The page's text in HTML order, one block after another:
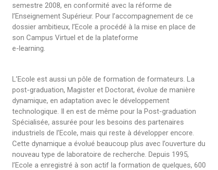
semestre 2008, en conformité avec la réforme de
l’Enseignement Supérieur. Pour l’accompagnement de ce
dossier ambitieux, l’Ecole a procédé à la mise en place de
son Campus Virtuel et de la plateforme
e-learning.
L’Ecole est aussi un pôle de formation de formateurs. La
post-graduation, Magister et Doctorat, évolue de manière
dynamique, en adaptation avec le développement
technologique. Il en est de même pour la Post-graduation
Spécialisée, assurée pour les besoins des partenaires
industriels de l’Ecole, mais qui reste à développer encore.
Cette dynamique a évolué beaucoup plus avec l’ouverture du
nouveau type de laboratoire de recherche. Depuis 1995,
l’Ecole a enregistré à son actif la formation de quelques, 600